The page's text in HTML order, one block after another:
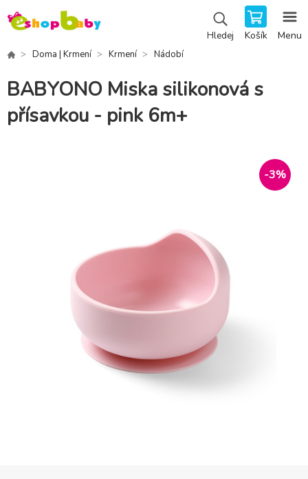
Hledej Košík Menu
Doma | Krmení Krmení Nádobí
BABYONO Miska silikonová s
přísavkou - pink 6m+
-3%